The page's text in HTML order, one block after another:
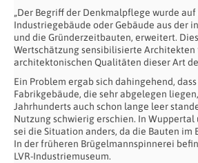
„Der Begriff der Denkmalpflege wurde
Industriegebäude oder Gebäude aus der
und die Gründerzeitbauten, erweitert.
Wertschätzung sensibilisierte Architekten
architektonischen Qualitäten dieser Art
Ein Problem ergab sich dahingehend,
Fabrikgebäude, die sehr abgelegen
Jahrhunderts auch schon lange leer
Nutzung schwierig erschien. In Wuppertal
sei die Situation anders, da die Bauten im
In der früheren Brügelmannspinnerei
LVR-Industriemuseum.